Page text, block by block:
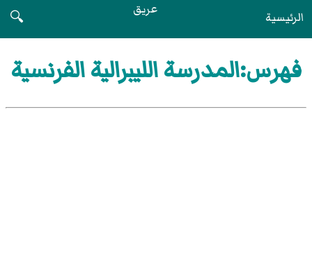
الرئيسية عريق
🔍
فهرس:المدرسة الليبرالية الفرنسية